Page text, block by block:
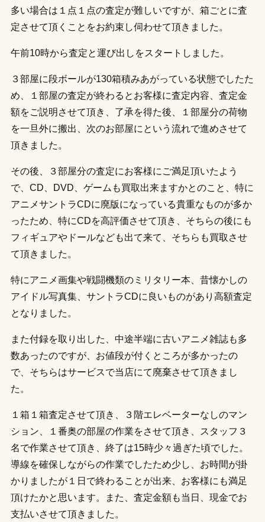
多い場合は１点１点の査定が難しいですが、箱ごとに査
定させて頂くことをお約束し伺わせて頂きました。
午前10時から査定と運び出しをスタートしました。
３部屋に段ボールが130箱積みあがっている状態でしたた
め、１部屋の査定が終わるとお客様に査定内容、査定金
額をご説明させて頂き、了承を得た後、１部屋分の荷物
を一旦外に搬出、次のお部屋にという流れで進めさせて
頂きました。
その後、３部屋分の査定にお客様にご満足頂いたよう
で、CD、DVD、ゲームも買取出来ますかとのこと、特に
アニメサントラCDに廃版になっている貴重なものが多か
ったため、特にCDを高評価させて頂き、そちらの後にも
フィギュアやドールなども出て来て、そちらも買取させ
て頂きました。
特にアニメ画集や戦闘機類のミリタリー本、昔懐かしの
アイドル写真集、サントラCDに良いものがあり高額査定
となりました。
また付録を取り出した、中途半端に古いアニメ雑誌も多
数あったのですが、お値段が付くところが多かったの
で、そちらはサービスで当店にて廃棄させて頂きまし
た。
１箱１箱査定させて頂き、３階エレベーターなしのマン
ション、１番奥の部屋の作業をさせて頂き、スタッフ３
名で作業させて頂き、終了は15時少々過ぎた頃でした。
導線を確保しながらの作業でしたため少し、お時間が掛
かりましたが１日で終わることが出来、お客様にも満足
頂けたかと思います。また、査定金額も当日、現金でお
支払いさせて頂きました。